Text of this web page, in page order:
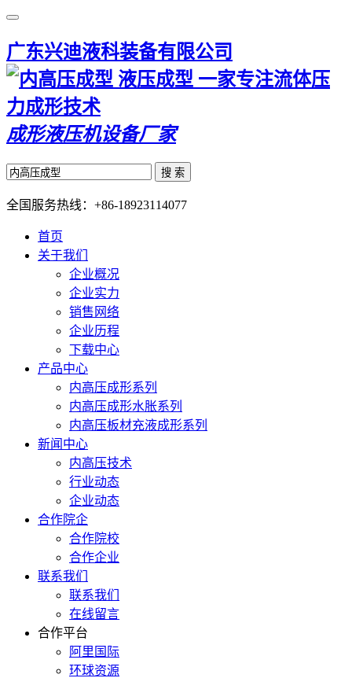
广东兴迪液科装备有限公司
一家专注流体压
力成形技术
成形液压机设备厂家
搜 索
全国服务热线： +86-18923114077
首页
关于我们
企业概况
企业实力
销售网络
企业历程
下载中心
产品中心
内高压成形系列
内高压成形水胀系列
内高压板材充液成形系列
新闻中心
内高压技术
行业动态
企业动态
合作院企
合作院校
合作企业
联系我们
联系我们
在线留言
合作平台
阿里国际
环球资源